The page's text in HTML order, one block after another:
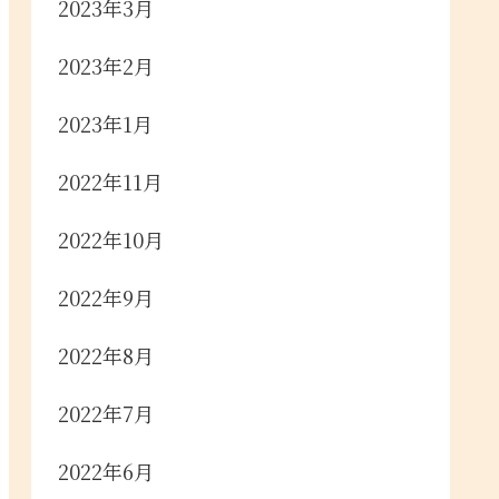
2023年3月
2023年2月
2023年1月
2022年11月
2022年10月
2022年9月
2022年8月
2022年7月
2022年6月